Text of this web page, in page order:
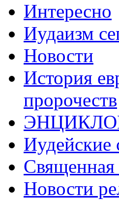
Интересно
Иудаизм
Новости
История
пророчеств
Священная
Новости